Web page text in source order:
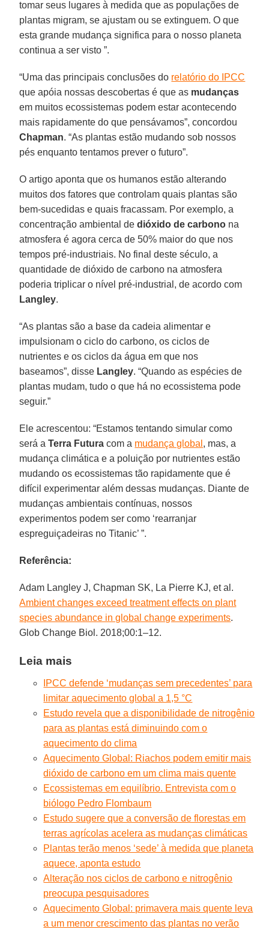
tomar seus lugares à medida que as populações de
plantas migram, se ajustam ou se extinguem. O que
esta grande mudança significa para o nosso planeta
continua a ser visto ”.
“Uma das principais conclusões do relatório do IPCC
que apóia nossas descobertas é que as mudanças
em muitos ecossistemas podem estar acontecendo
mais rapidamente do que pensávamos”, concordou
Chapman. “As plantas estão mudando sob nossos
pés enquanto tentamos prever o futuro”.
O artigo aponta que os humanos estão alterando
muitos dos fatores que controlam quais plantas são
bem-sucedidas e quais fracassam. Por exemplo, a
concentração ambiental dedióxido de carbono na
atmosfera é agora cerca de 50% maior do que nos
tempos pré-industriais. No final deste século, a
quantidade de dióxido de carbono na atmosfera
poderia triplicar o nível pré-industrial, de acordo com
Langley.
“As plantas são a base da cadeia alimentar e
impulsionam o ciclo do carbono, os ciclos de
nutrientes e os ciclos da água em que nos
baseamos”, disse Langley. “Quando as espécies de
plantas mudam, tudo o que há no ecossistema pode
seguir.”
Ele acrescentou: “Estamos tentando simular como
será aTerra Futura com a mudança global , mas, a
mudança climática e a poluição por nutrientes estão
mudando os ecossistemas tão rapidamente que é
difícil experimentar além dessas mudanças. Diante de
mudanças ambientais contínuas, nossos
experimentos podem ser como ‘rearranjar
espreguiçadeiras no Titanic’ ”.
Referência:
Adam Langley J, Chapman SK, La Pierre KJ, et al.
Ambient changes exceed treatment effects on plant
species abundance in global change experiments.
Glob Change Biol. 2018;00:1–12.
Leia mais
IPCC defende ‘mudanças sem precedentes’ para
limitar aquecimento global a 1,5 °C
Estudo revela que a disponibilidade de nitrogênio
para as plantas está diminuindo com o
aquecimento do clima
Aquecimento Global: Riachos podem emitir mais
dióxido de carbono em um clima mais quente
Ecossistemas em equilíbrio. Entrevista com o
biólogo Pedro Flombaum
Estudo sugere que a conversão de florestas em
terras agrícolas acelera as mudanças climáticas
Plantas terão menos ‘sede’ à medida que planeta
aquece, aponta estudo
Alteração nos ciclos de carbono e nitrogênio
preocupa pesquisadores
Aquecimento Global: primavera mais quente leva
a um menor crescimento das plantas no verão